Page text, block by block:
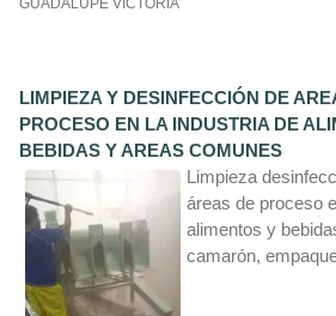
GUADALUPE VICTORIA
LIMPIEZA Y DESINFECCIÓN DE
PROCESO EN LA INDUSTRIA DE
BEBIDAS Y AREAS COMUNES
Limpieza
áreas de proceso
alimentos y
camarón,